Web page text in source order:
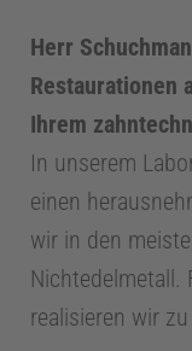
Herr
Restaurationen
Ihrem
In unserem
einen
wir in den
Nichtedelmetall.
realisieren wir